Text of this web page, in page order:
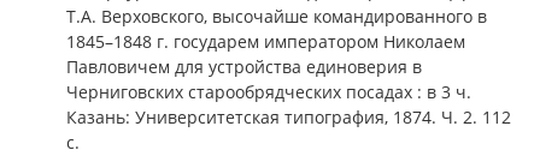
Т.А. Верховского, высочайше командированного в
1845–1848 г. государем императором Николаем
Павловичем для устройства единоверия в
Черниговских старообрядческих посадах : в 3 ч.
Казань: Университетская типография, 1874. Ч. 2. 112
с.